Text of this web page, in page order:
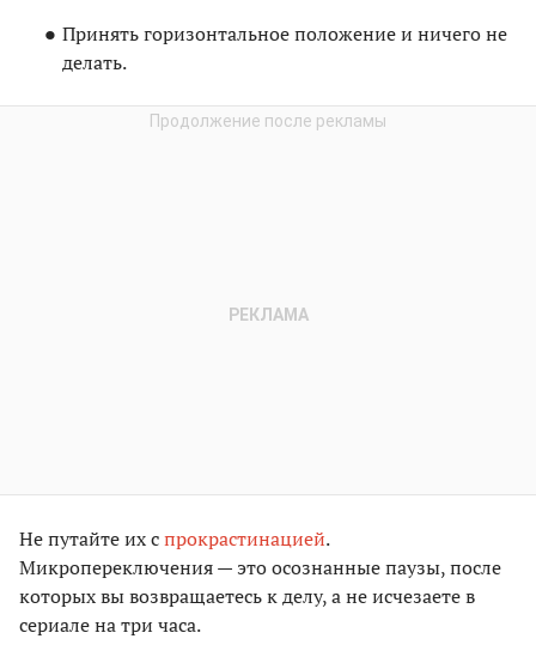
Принять горизонтальное положение и ничего не
делать.
Не путайте их спрокрастинацией.
Микропереключения — это осознанные паузы, после
которых вы возвращаетесь к делу, а не исчезаете в
сериале на три часа.